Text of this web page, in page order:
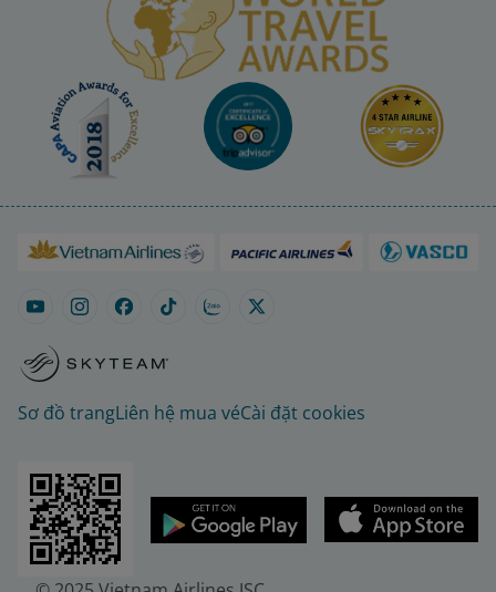
Sơ đồ trangLiên hệ mua véCài đặt cookies